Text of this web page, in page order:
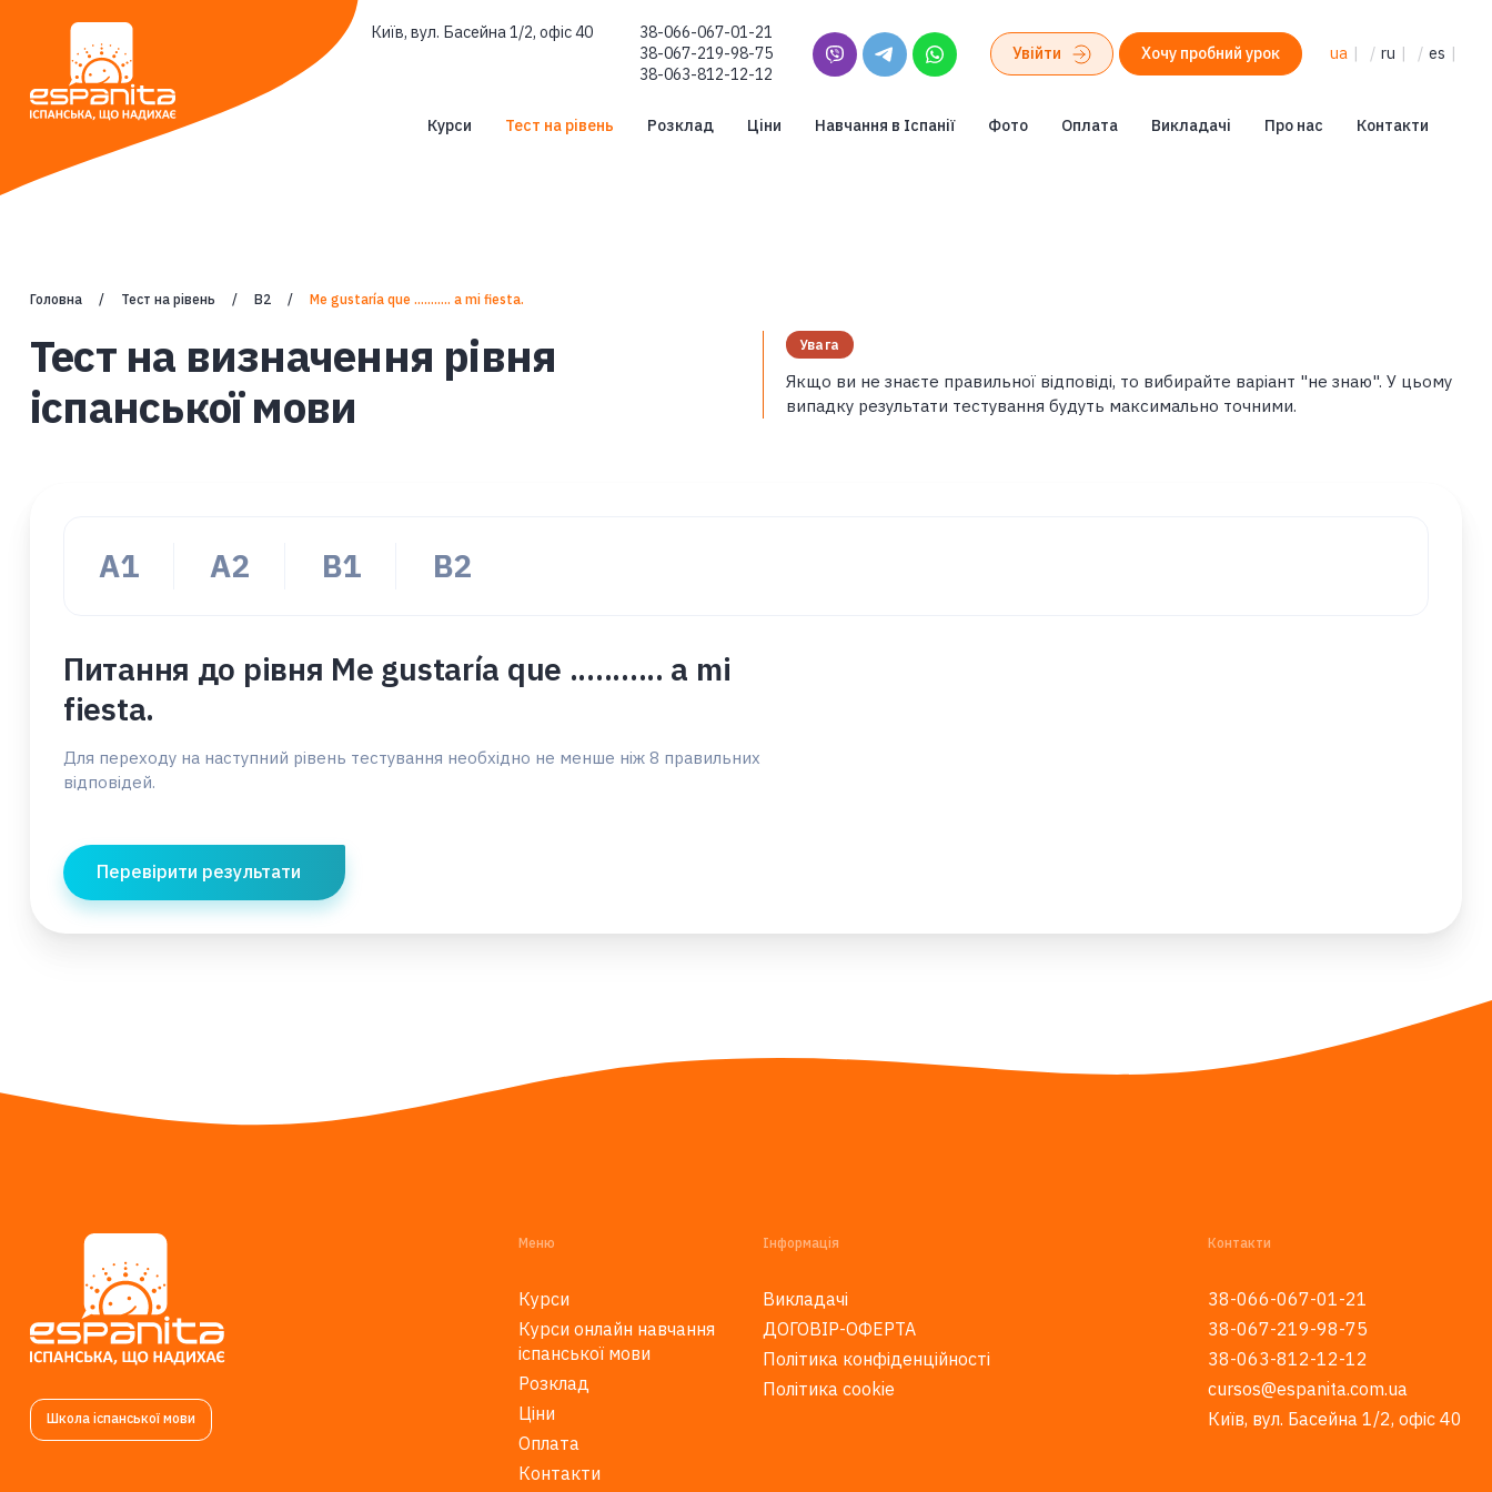
Курси Тест на рівень Розклад Ціни Навчання в Іспанії Фото Оплата Викладачі Про нас Контакти
Київ, вул. Басейна 1/2, офіс 40
38-066-067-01-21
38-067-219-98-75
38-063-812-12-12
Увійти Хочу пробний урок ua | / ru | / es |
Головна Тест на рівень B2 Me gustaría que ........... a mi fiesta.
Тест на визначення рівня
іспанської мови
Увага
Якщо ви не знаєте правильної відповіді, то вибирайте варіант "не знаю". У цьому
випадку результати тестування будуть максимально точними.
A1 А2 В1 B2
Питання до рівня Me gustaría que ........... a mi
fiesta.
Для переходу на наступний рівень тестування необхідно не менше ніж 8 правильних
відповідей.
Перевірити результати
Школа іспанської мови
Меню
Курси
Курси онлайн навчання
іспанської мови
Розклад
Ціни
Оплата
Контакти
Інформація
Викладачі
ДОГОВІР-ОФЕРТА
Політика конфіденційності
Політика cookie
Контакти
38-066-067-01-21
38-067-219-98-75
38-063-812-12-12
cursos@espanita.com.ua
Київ, вул. Басейна 1/2, офіс 40